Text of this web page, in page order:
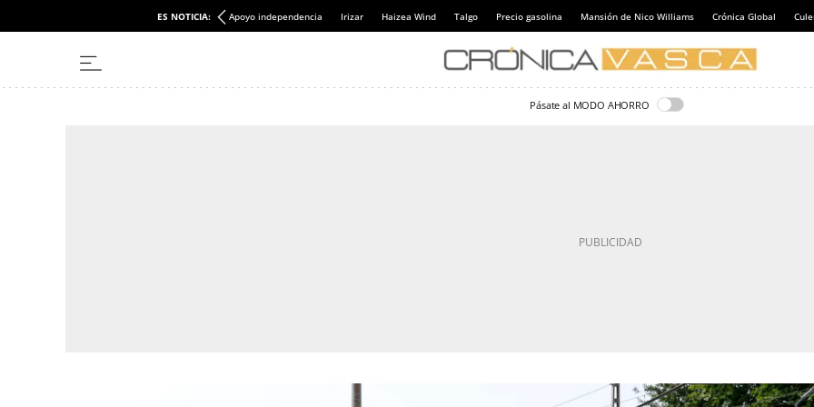
ES NOTICIA: Apoyo independencia Irizar Haizea Wind Talgo Precio gasolina Mansión de Nico Williams Crónica Global
Pásate al MODO AHORRO